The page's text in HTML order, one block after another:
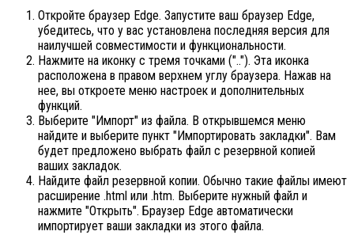
Откройте браузер Edge. Запустите ваш браузер Edge,
убедитесь, что у вас установлена последняя версия для
наилучшей совместимости и функциональности.
Нажмите на иконку с тремя точками (".."). Эта иконка
расположена в правом верхнем углу браузера. Нажав на
нее, вы откроете меню настроек и дополнительных
функций.
Выберите "Импорт" из файла. В открывшемся меню
найдите и выберите пункт "Импортировать закладки". Вам
будет предложено выбрать файл с резервной копией
ваших закладок.
Найдите файл резервной копии. Обычно такие файлы имеют
расширение .html или .htm. Выберите нужный файл и
нажмите "Открыть". Браузер Edge автоматически
импортирует ваши закладки из этого файла.